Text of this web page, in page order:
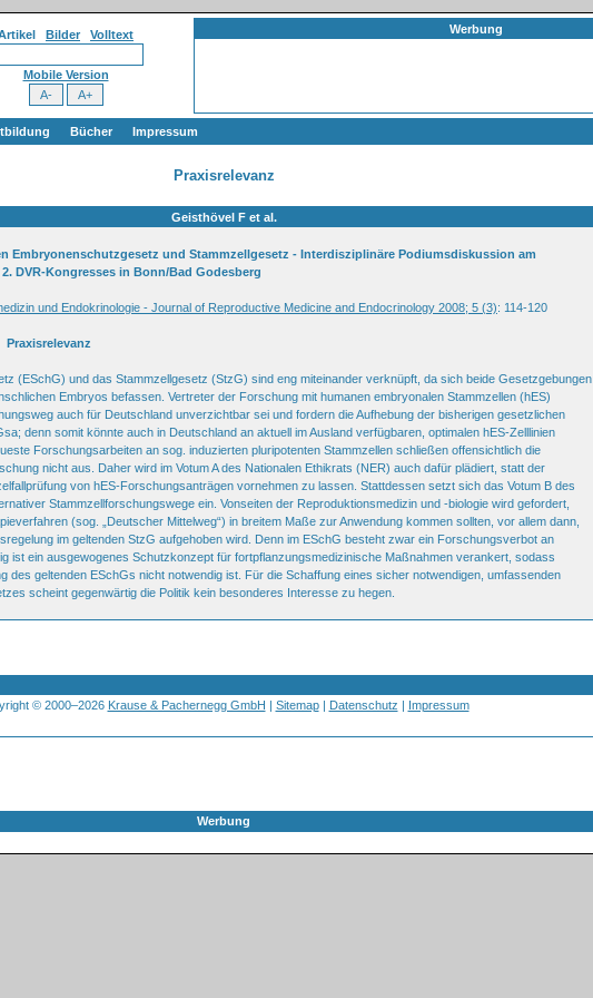
Bilder Volltext
Mobile Version
Werbung
Bücher Impressum
Praxisrelevanz
Geisthövel F et al.
Embryonenschutzgesetz und Stammzellgesetz - Interdisziplinäre Podiumsdiskussion am
2. DVR-Kongresses in Bonn/Bad Godesberg
und Endokrinologie - Journal of Reproductive Medicine and Endocrinology 2008; 5 (3): 114-120
Praxisrelevanz
(ESchG) und das Stammzellgesetz (StzG) sind eng miteinander verknüpft, da sich beide Gesetzgebungen
Embryos befassen. Vertreter der Forschung mit humanen embryonalen Stammzellen (hES)
auch für Deutschland unverzichtbar sei und fordern die Aufhebung der bisherigen gesetzlichen
denn somit könnte auch in Deutschland an aktuell im Ausland verfügbaren, optimalen hES-Zelllinien
Forschungsarbeiten an sog. induzierten pluripotenten Stammzellen schließen offensichtlich die
nicht aus. Daher wird im Votum A des Nationalen Ethikrats (NER) auch dafür plädiert, statt der
von hES-Forschungsanträgen vornehmen zu lassen. Stattdessen setzt sich das Votum B des
Stammzellforschungswege ein. Vonseiten der Reproduktionsmedizin und -biologie wird gefordert,
(sog. „Deutscher Mittelweg“) in breitem Maße zur Anwendung kommen sollten, vor allem dann,
im geltenden StzG aufgehoben wird. Denn im ESchG besteht zwar ein Forschungsverbot an
ist ein ausgewogenes Schutzkonzept für fortpflanzungsmedizinische Maßnahmen verankert, sodass
des geltenden ESchGs nicht notwendig ist. Für die Schaffung eines sicher notwendigen, umfassenden
scheint gegenwärtig die Politik kein besonderes Interesse zu hegen.
© 2000–2026 Krause & Pachernegg GmbH | Sitemap| Datenschutz | Impressum
Werbung